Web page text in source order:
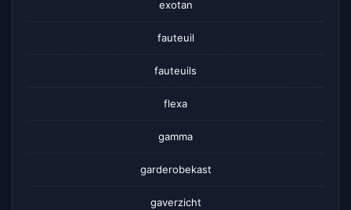
exotan
fauteuil
fauteuils
flexa
gamma
garderobekast
gaverzicht